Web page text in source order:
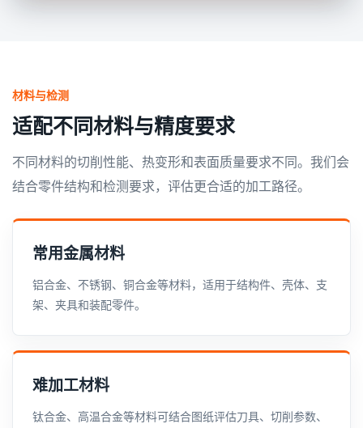
材料与检测
适配不同材料与精度要求
不同材料的切削性能、热变形和表面质量要求不同。我们会
结合零件结构和检测要求，评估更合适的加工路径。
常用金属材料
铝合金、不锈钢、铜合金等材料，适用于结构件、壳体、支
架、夹具和装配零件。
难加工材料
钛合金、高温合金等材料可结合图纸评估刀具、切削参数、